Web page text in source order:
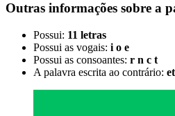
Outras informações sobre a
Possui: 11 letras
Possui as vogais: i o e
Possui as consoantes: r n c t
A palavra escrita ao contrário: